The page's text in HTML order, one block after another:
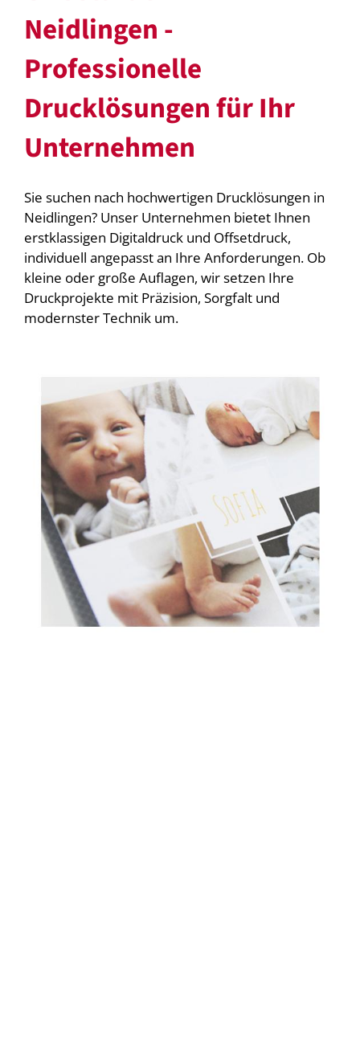
Neidlingen -
Professionelle
Drucklösungen für Ihr
Unternehmen
Sie suchen nach hochwertigen Drucklösungen in
Neidlingen? Unser Unternehmen bietet Ihnen
erstklassigen Digitaldruck und Offsetdruck,
individuell angepasst an Ihre Anforderungen. Ob
kleine oder große Auflagen, wir setzen Ihre
Druckprojekte mit Präzision, Sorgfalt und
modernster Technik um.